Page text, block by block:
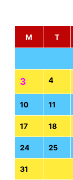
M
T
3 4
10 11
17 18
24 25
31